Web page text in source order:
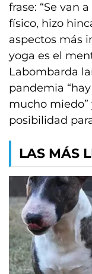
frase: “Se van
físico, hizo
aspectos más
yoga es el
Labombarda
pandemia
mucho miedo”
posibilidad
LAS MÁS